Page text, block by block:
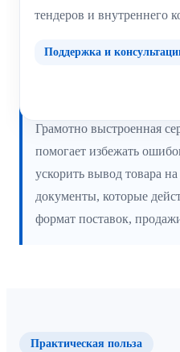
тендеров и внутреннего
Поддержка и
Грамотно выстроенная
помогает избежать
ускорить вывод товара
документы, которые
формат поставок,
Практическая польза